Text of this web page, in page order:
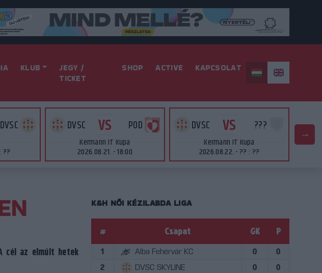
KLUB
JEGY /
TICKET
SHOP ACTIVE KAPCSOLAT
DVSC
??
DVSC VS POD
Kermann IT Kupa
2026.08.21. - 18:00
DVSC VS ???
Kermann IT Kupa
2026.08.22. - ?? : ??
cél az elmúlt hetek
K&H NŐI KÉZILABDA LIGA
# Csapat GK P
1 Alba Fehérvár KC 0
0
2
DVSC SKYLINE 0
0